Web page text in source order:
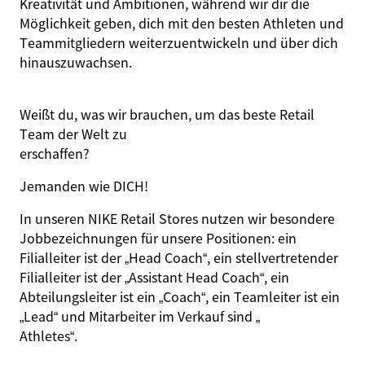
Möglichkeit geben, dich mit den besten Athleten und
Teammitgliedern weiterzuentwickeln und über dich
hinauszuwachsen.
Weißt du, was wir brauchen, um das beste Retail
Team der Welt zu
erschaffen?
Jemanden wie DICH!
In unseren NIKE Retail Stores nutzen wir besondere
Jobbezeichnungen für unsere Positionen: ein
Filialleiter ist der „Head Coach“, ein stellvertretender
Filialleiter ist der „Assistant Head Coach“, ein
Abteilungsleiter ist ein „Coach“, ein Teamleiter ist ein
„Lead“ und Mitarbeiter im Verkauf sind „
Athletes“.